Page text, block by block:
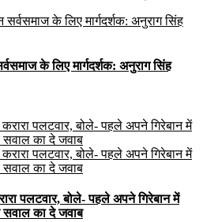
के लिए मार्गदर्शक: अनुराग सिंह
पलटवार, बोले- पहले अपने गिरेबान में
का दे जवाब